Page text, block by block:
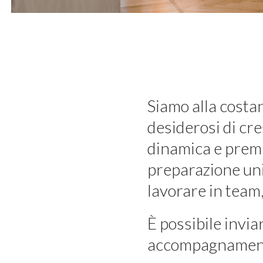
Siamo alla
desiderosi di
dinamica e
preparazione
lavorare in
È possibile